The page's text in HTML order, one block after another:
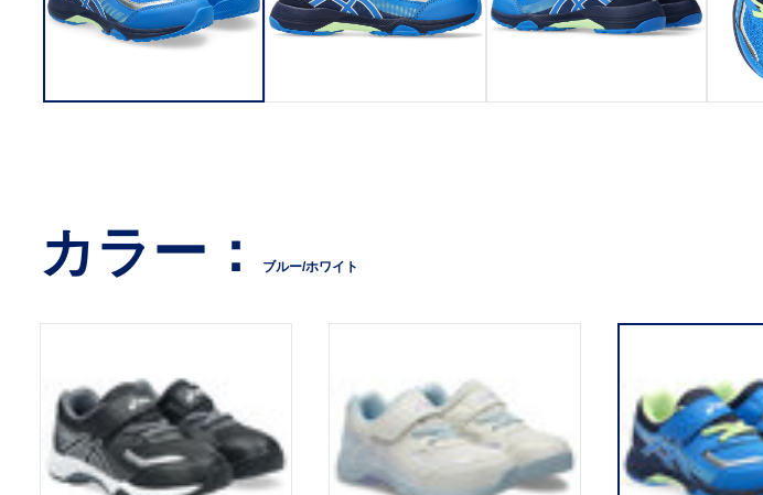
カラー： ブルー/ホワイト